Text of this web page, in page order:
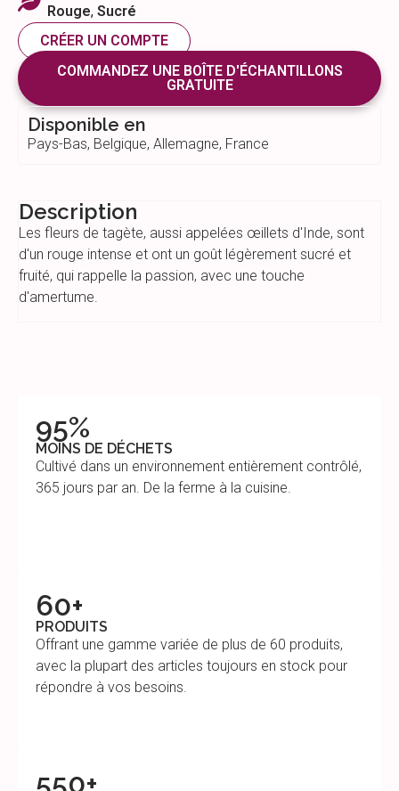
Rouge, Sucré
CRÉER UN COMPTE
COMMANDEZ UNE BOÎTE D'ÉCHANTILLONS
GRATUITE
Disponible en
Pays-Bas, Belgique, Allemagne, France
Description
Les fleurs de tagète, aussi appelées œillets d'Inde, sont
d'un rouge intense et ont un goût légèrement sucré et
fruité, qui rappelle la passion, avec une touche
d'amertume.
95%
MOINS DE DÉCHETS
Cultivé dans un environnement entièrement contrôlé,
365 jours par an. De la ferme à la cuisine.
60+
PRODUITS
Offrant une gamme variée de plus de 60 produits,
avec la plupart des articles toujours en stock pour
répondre à vos besoins.
550+